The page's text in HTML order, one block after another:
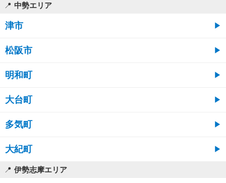
中勢エリア
津市
松阪市
明和町
大台町
多気町
大紀町
伊勢志摩エリア